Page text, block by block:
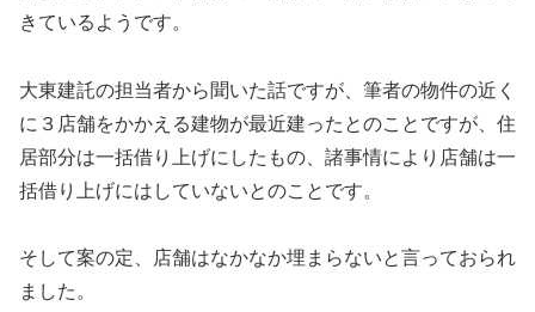
きているようです。
大東建託の担当者から聞いた話ですが、筆者の物件の近く
に３店舗をかかえる建物が最近建ったとのことですが、住
居部分は一括借り上げにしたもの、諸事情により店舗は一
括借り上げにはしていないとのことです。
そして案の定、店舗はなかなか埋まらないと言っておられ
ました。